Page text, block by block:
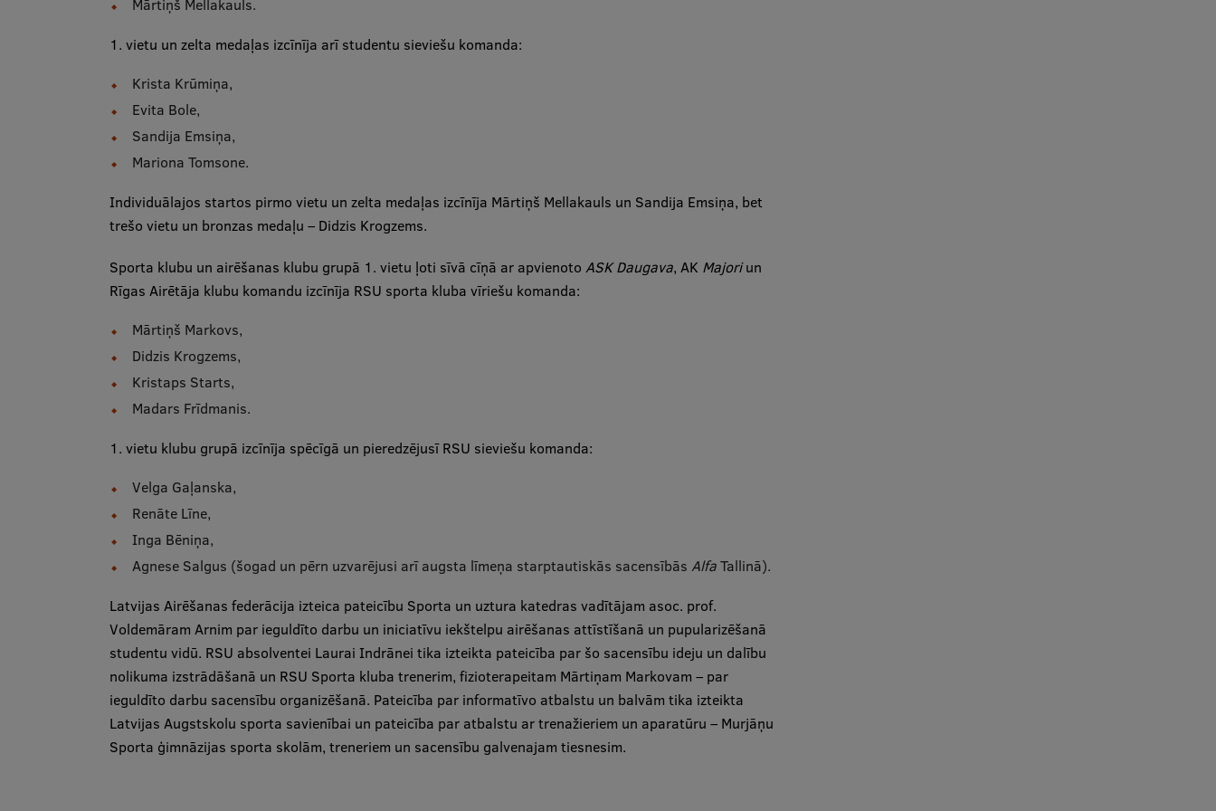
Mārtiņš Mellakauls.
1. vietu un zelta medaļas izcīnīja arī studentu sieviešu komanda:
Krista Krūmiņa,
Evita Bole,
Sandija Emsiņa,
Mariona Tomsone.
Individuālajos startos pirmo vietu un zelta medaļas izcīnīja Mārtiņš Mellakauls un Sandija Emsiņa, bet
trešo vietu un bronzas medaļu – Didzis Krogzems.
Sporta klubu un airēšanas klubu grupā 1. vietu ļoti sīvā cīņā ar apvienoto ASK Daugava, AK Majoriun
Rīgas Airētāja klubu komandu izcīnīja RSU sporta kluba vīriešu komanda:
Mārtiņš Markovs,
Didzis Krogzems,
Kristaps Starts,
Madars Frīdmanis.
1. vietu klubu grupā izcīnīja spēcīgā un pieredzējusī RSU sieviešu komanda:
Velga Gaļanska,
Renāte Līne,
Inga Bēniņa,
Agnese Salgus (šogad un pērn uzvarējusi arī augsta līmeņa starptautiskās sacensībās AlfaTallinā).
Latvijas Airēšanas federācija izteica pateicību Sporta un uztura katedras vadītājam asoc. prof.
Voldemāram Arnim par ieguldīto darbu un iniciatīvu iekštelpu airēšanas attīstīšanā un pupularizēšanā
studentu vidū. RSU absolventei Laurai Indrānei tika izteikta pateicība par šo sacensību ideju un dalību
nolikuma izstrādāšanā un RSU Sporta kluba trenerim, fizioterapeitam Mārtiņam Markovam – par
ieguldīto darbu sacensību organizēšanā. Pateicība par informatīvo atbalstu un balvām tika izteikta
Latvijas Augstskolu sporta savienībai un pateicība par atbalstu ar trenažieriem un aparatūru – Murjāņu
Sporta ģimnāzijas sporta skolām, treneriem un sacensību galvenajam tiesnesim.